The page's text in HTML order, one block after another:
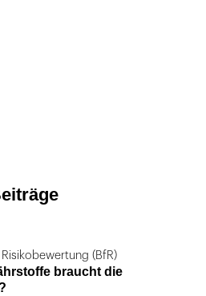
(BfR)
braucht die